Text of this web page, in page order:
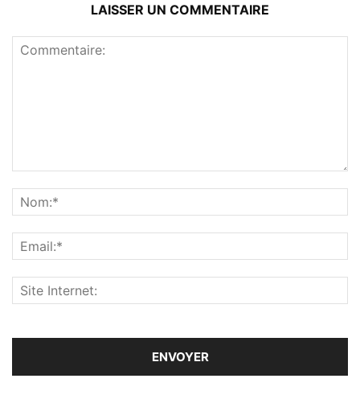
LAISSER UN COMMENTAIRE